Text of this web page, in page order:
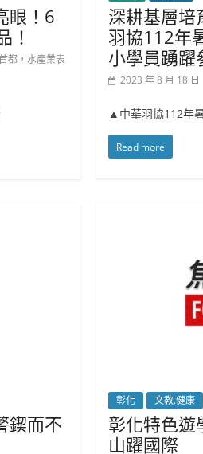
眼！6
！
都，水產業表
深耕基層
羽協112年
小學員踴躍
2023 年 8 月 18 日
▲中華羽協112年
Read more
鍥而不
彰化 文教.健康
彰化特色
山躍國際